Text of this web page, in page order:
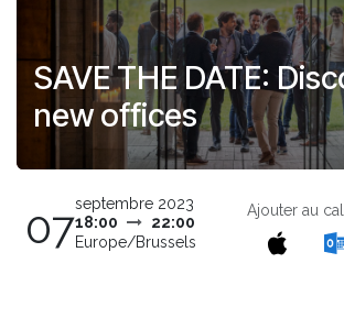
SAVE THE DATE:
new offices
07septembre 2023
18:00
22:00
Europe/Brussels
Ajouter au